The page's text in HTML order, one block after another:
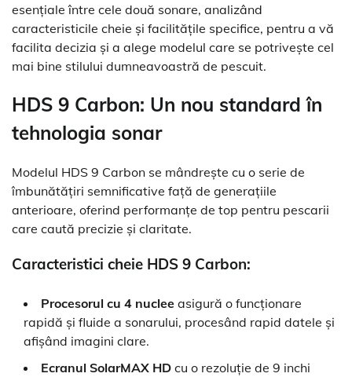
esențiale între cele două sonare, analizând
caracteristicile cheie și facilitățile specifice, pentru a vă
facilita decizia și a alege modelul care se potrivește cel
mai bine stilului dumneavoastră de pescuit.
HDS 9 Carbon: Un nou standard în
tehnologia sonar
Modelul HDS 9 Carbon se mândrește cu o serie de
îmbunătățiri semnificative față de generațiile
anterioare, oferind performanțe de top pentru pescarii
care caută precizie și claritate.
Caracteristici cheie HDS 9 Carbon:
Procesorul cu 4 nuclee asigură o funcționare
rapidă și fluide a sonarului, procesând rapid datele și
afișând imagini clare.
Ecranul SolarMAX HD cu o rezoluție de 9 inchi